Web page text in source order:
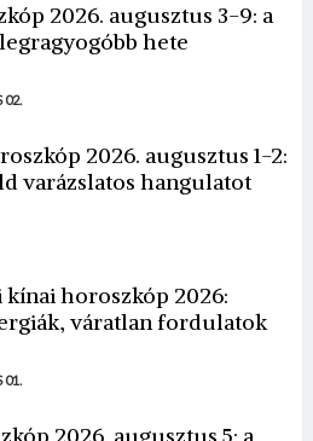
2026. augusztus 3-9: a
hete
02.
2026. augusztus 1-2:
varázslatos hangulatot
horoszkóp 2026:
váratlan fordulatok
01.